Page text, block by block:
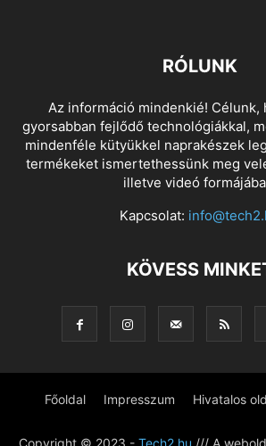
RÓLUNK
Az információ mindenkié! Célunk,
gyorsabban fejlődő technológiákkal,
mindenféle kütyükkel naprakészek
termékeket ismertethessünk meg
illetve videó
Kapcsolat:
KÖVESS
Főoldal Impresszum Hivatalos